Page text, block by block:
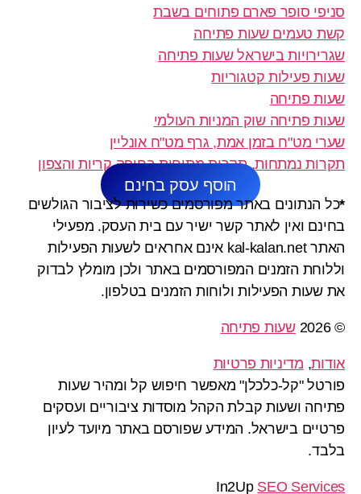
סניפי סופר פארם פתוחים בשבת
קשת טעמים שעות פתיחה
שגרירויות בישראל שעות פתיחה
שעות פעילות קטגוריות
שעות פתיחה
שעות פתיחה שוק המניות העולמי
שערי מט"ח בזמן אמת, גרף מט"ח אונליין
תקרות נמתחות, תקרות מתוחות בחיפה קריות והצפון
הוסף עסק בחינם
*כל הנתונים באתר מפורסמים כשירות לציבור הגולשים
בחינם ואין לאתר קשר ישיר עם בית העסק. מפעילי
האתר kal-kalan.net אינם אחראים לשעות הפעילות
וללוחת הזמנים המפורסמים באתר ולכן מומלץ לבדוק
את שעות הפעילות ולוחות הזמנים בטלפון.
© 2026 שעות פתיחה
אודות, מדיניות פרטיות
פורטל "קל-כלכלן" מאפשר חיפוש קל ומהיר שעות
פתיחה ושעות קבלת הקהל מוסדות ציבוריים ועסקים
פרטיים בישראל. המידע שפורסם באתר מיועד לעיון
בלבד.
In2Up SEO Services